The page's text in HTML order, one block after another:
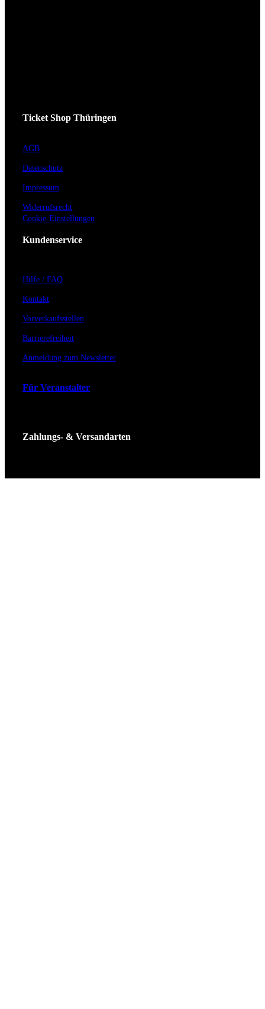
Ticket Shop Thüringen
AGB
Datenschutz
Impressum
Widerrufsrecht
Cookie-Einstellungen
Kundenservice
Hilfe / FAQ
Kontakt
Vorverkaufsstellen
Barrierefreiheit
Anmeldung zum Newsletter
Für Veranstalter
Zahlungs- & Versandarten